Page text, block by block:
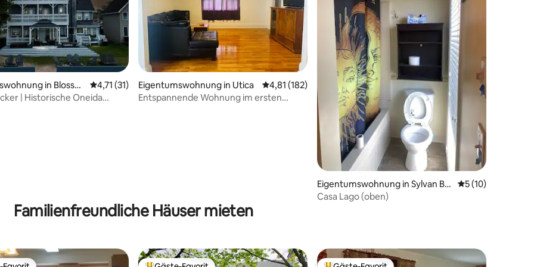
4,94 von 5, 49 Bewertungen
in Blossva
Durchschnittliche Bewertung: 4,71 von 5, 31 Bewertungen
4,71 (31)
| Historische Oneida
Eigentumswohnung in Utica Durchschnittliche Bewertung: 4,81 von 5, 182 Bewertungen
4,81 (182)
Entspannende Wohnung im ersten
Eigentumswohnung in Sylvan Be
ach
Durchschnittliche
5 (10)
Casa Lago (oben)
Familienfreundliche Häuser mieten